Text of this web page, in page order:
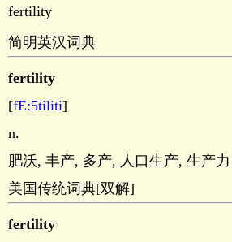
fertility
简明英汉词典
fertility
[fE:5tiliti]
n.
肥沃, 丰产, 多产, 人口生产, 生产力
美国传统词典[双解]
fertility